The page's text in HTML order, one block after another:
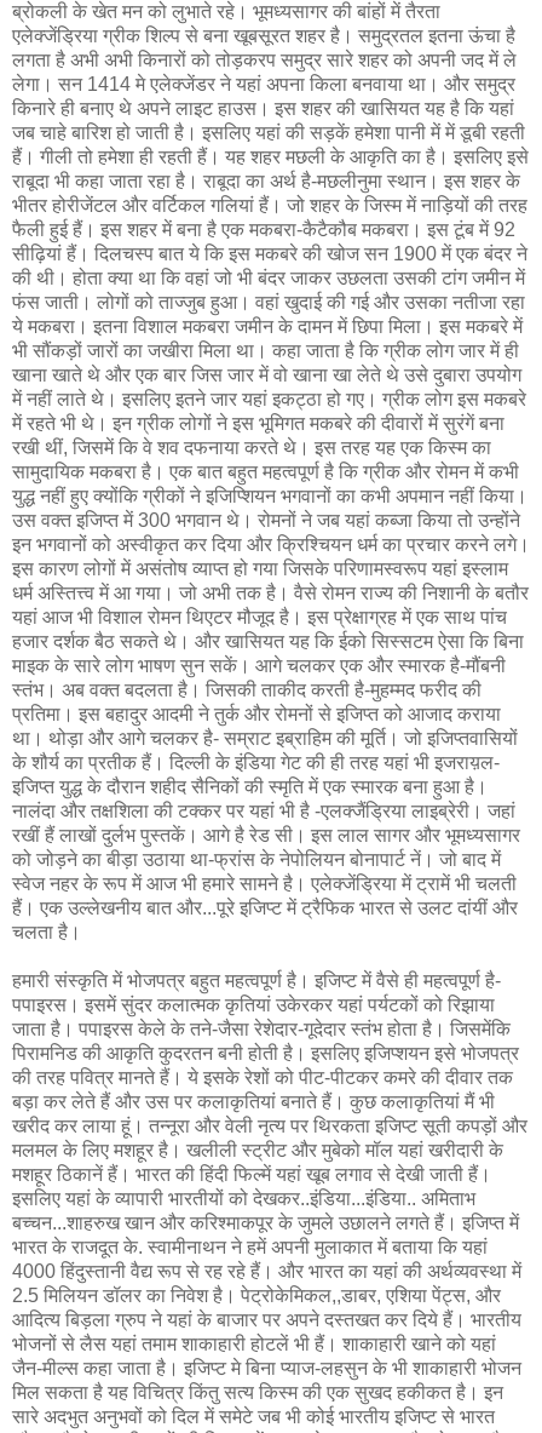
ब्रोकली के खेत मन को लुभाते रहे। भूमध्यसागर की बांहों में तैरता
एलेक्जेंड्रिया ग्रीक शिल्प से बना खूबसूरत शहर है। समुद्रतल इतना ऊंचा है
लगता है अभी अभी किनारों को तोड़करप समुद्र सारे शहर को अपनी जद में ले
लेगा। सन 1414 मे एलेक्जेंडर ने यहां अपना किला बनवाया था। और समुद्र
किनारे ही बनाए थे अपने लाइट हाउस। इस शहर की खासियत यह है कि यहां
जब चाहे बारिश हो जाती है। इसलिए यहां की सड़कें हमेशा पानी में में डूबी रहती
हैं। गीली तो हमेशा ही रहती हैं। यह शहर मछली के आकृति का है। इसलिए इसे
राबूदा भी कहा जाता रहा है। राबूदा का अर्थ है-मछलीनुमा स्थान। इस शहर के
भीतर होरीजेंटल और वर्टिकल गलियां हैं। जो शहर के जिस्म में नाड़ियों की तरह
फैली हुई हैं। इस शहर में बना है एक मकबरा-कैटैकौब मकबरा। इस टूंब में 92
सीढ़ियां हैं। दिलचस्प बात ये कि इस मकबरे की खोज सन 1900 में एक बंदर ने
की थी। होता क्या था कि वहां जो भी बंदर जाकर उछलता उसकी टांग जमीन में
फंस जाती। लोगों को ताज्जुब हुआ। वहां खुदाई की गई और उसका नतीजा रहा
ये मकबरा। इतना विशाल मकबरा जमीन के दामन में छिपा मिला। इस मकबरे में
भी सौंकड़ों जारों का जखीरा मिला था। कहा जाता है कि ग्रीक लोग जार में ही
खाना खाते थे और एक बार जिस जार में वो खाना खा लेते थे उसे दुबारा उपयोग
में नहीं लाते थे। इसलिए इतने जार यहां इकट्ठा हो गए। ग्रीक लोग इस मकबरे
में रहते भी थे। इन ग्रीक लोगों ने इस भूमिगत मकबरे की दीवारों में सुरंगें बना
रखी थीं, जिसमें कि वे शव दफनाया करते थे। इस तरह यह एक किस्म का
सामुदायिक मकबरा है। एक बात बहुत महत्वपूर्ण है कि ग्रीक और रोमन में कभी
युद्ध नहीं हुए क्योंकि ग्रीकों ने इजिप्शियन भगवानों का कभी अपमान नहीं किया।
उस वक्त इजिप्त में 300 भगवान थे। रोमनों ने जब यहां कब्जा किया तो उन्होंने
इन भगवानों को अस्वीकृत कर दिया और क्रिश्चियन धर्म का प्रचार करने लगे।
इस कारण लोगों में असंतोष व्याप्त हो गया जिसके परिणामस्वरूप यहां इस्लाम
धर्म अस्तित्त्व में आ गया। जो अभी तक है। वैसे रोमन राज्य की निशानी के बतौर
यहां आज भी विशाल रोमन थिएटर मौजूद है। इस प्रेक्षाग्रह में एक साथ पांच
हजार दर्शक बैठ सकते थे। और खासियत यह कि ईको सिस्सटम ऐसा कि बिना
माइक के सारे लोग भाषण सुन सकें। आगे चलकर एक और स्मारक है-मौंबनी
स्तंभ। अब वक्त बदलता है। जिसकी ताकीद करती है-मुहम्मद फरीद की
प्रतिमा। इस बहादुर आदमी ने तुर्क और रोमनों से इजिप्त को आजाद कराया
था। थोड़ा और आगे चलकर है- सम्राट इब्राहिम की मूर्ति। जो इजिप्तवासियों
के शौर्य का प्रतीक हैं। दिल्ली के इंडिया गेट की ही तरह यहां भी इजराय़ल-
इजिप्त युद्ध के दौरान शहीद सैनिकों की स्मृति में एक स्मारक बना हुआ है।
नालंदा और तक्षशिला की टक्कर पर यहां भी है -एलक्जैंड्रिया लाइब्रेरी। जहां
रखीं हैं लाखों दुर्लभ पुस्तकें। आगे है रेड सी। इस लाल सागर और भूमध्यसागर
को जोड़ने का बीड़ा उठाया था-फ्रांस के नेपोलियन बोनापार्ट नें। जो बाद में
स्वेज नहर के रूप में आज भी हमारे सामने है। एलेक्जेंड्रिया में ट्रामें भी चलती
हैं। एक उल्लेखनीय बात और...पूरे इजिप्ट में ट्रैफिक भारत से उलट दांयीं और
चलता है।
हमारी संस्कृति में भोजपत्र बहुत महत्वपूर्ण है। इजिप्ट में वैसे ही महत्वपूर्ण है-
पपाइरस। इसमें सुंदर कलात्मक कृतियां उकेरकर यहां पर्यटकों को रिझाया
जाता है। पपाइरस केले के तने-जैसा रेशेदार-गूदेदार स्तंभ होता है। जिसमेंकि
पिरामनिड की आकृति कुदरतन बनी होती है। इसलिए इजिप्शयन इसे भोजपत्र
की तरह पवित्र मानते हैं। ये इसके रेशों को पीट-पीटकर कमरे की दीवार तक
बड़ा कर लेते हैं और उस पर कलाकृतियां बनाते हैं। कुछ कलाकृतियां मैं भी
खरीद कर लाया हूं। तन्नूरा और वेली नृत्य पर थिरकता इजिप्ट सूती कपड़ों और
मलमल के लिए मशहूर है। खलीली स्ट्रीट और मुबेको मॉल यहां खरीदारी के
मशहूर ठिकानें हैं। भारत की हिंदी फिल्में यहां खूब लगाव से देखी जाती हैं।
इसलिए यहां के व्यापारी भारतीयों को देखकर..इंडिया...इंडिया.. अमिताभ
बच्चन...शाहरुख खान और करिश्माकपूर के जुमले उछालने लगते हैं। इजिप्त में
भारत के राजदूत के. स्वामीनाथन ने हमें अपनी मुलाकात में बताया कि यहां
4000 हिंदुस्तानी वैद्य रूप से रह रहे हैं। और भारत का यहां की अर्थव्यवस्था में
2.5 मिलियन डॉलर का निवेश है। पेट्रोकेमिकल,,डाबर, एशिया पेंट्स, और
आदित्य बिड़ला ग्रुप ने यहां के बाजार पर अपने दस्तखत कर दिये हैं। भारतीय
भोजनों से लैस यहां तमाम शाकाहारी होटलें भी हैं। शाकाहारी खाने को यहां
जैन-मील्स कहा जाता है। इजिप्ट मे बिना प्याज-लहसुन के भी शाकाहारी भोजन
मिल सकता है यह विचित्र किंतु सत्य किस्म की एक सुखद हकीकत है। इन
सारे अदभुत अनुभवों को दिल में समेटे जब भी कोई भारतीय इजिप्ट से भारत